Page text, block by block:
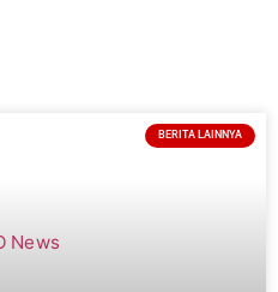
BERITA LAINNYA